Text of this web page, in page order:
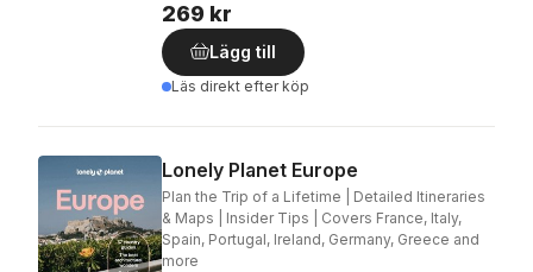
269 kr
Lägg till
Läs direkt efter köp
Lonely Planet Europe
Plan the Trip of a Lifetime | Detailed Itineraries
& Maps | Insider Tips | Covers France, Italy,
Spain, Portugal, Ireland, Germany, Greece and
more